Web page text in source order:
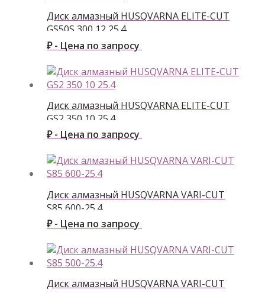
Диск алмазный HUSQVARNA ELITE-CUT
GS50S 300 12 25.4
₽ - Цена по запросу
Диск алмазный HUSQVARNA ELITE-CUT
GS2 350 10 25.4
₽ - Цена по запросу
Диск алмазный HUSQVARNA VARI-CUT
S85 600-25.4
₽ - Цена по запросу
Диск алмазный HUSQVARNA VARI-CUT